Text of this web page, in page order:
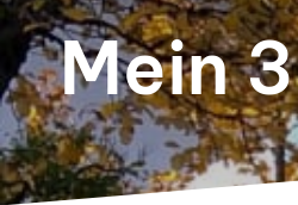
Mein